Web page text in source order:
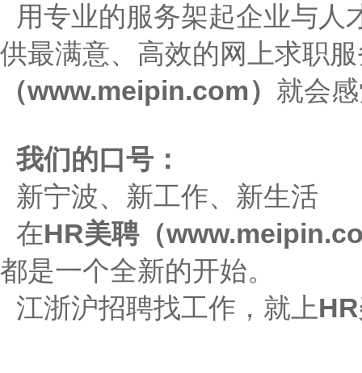
用专业的服务架起企业与人
供最满意、高效的网上求职
（www.meipin.com） 就会
我们的口号：
新宁波、新工作、新生活
在HR美聘（
都是一个全新的开始。
江浙沪招聘找工作，就上